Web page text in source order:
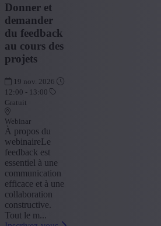
Donner et
demander
du feedback
au cours des
projets
19 nov. 2026
12:00 - 13:00
Gratuit
Webinar
À propos du
webinaireLe
feedback est
essentiel à une
communication
efficace et à une
collaboration
constructive.
Tout le m...